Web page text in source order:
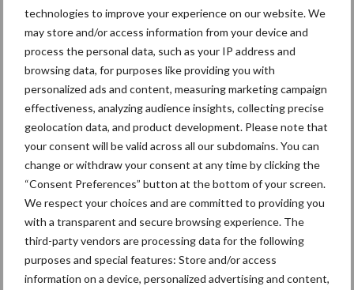
technologies to improve your experience on our website. We
may store and/or access information from your device and
process the personal data, such as your IP address and
browsing data, for purposes like providing you with
personalized ads and content, measuring marketing campaign
effectiveness, analyzing audience insights, collecting precise
geolocation data, and product development. Please note that
your consent will be valid across all our subdomains. You can
change or withdraw your consent at any time by clicking the
“Consent Preferences” button at the bottom of your screen.
We respect your choices and are committed to providing you
with a transparent and secure browsing experience. The
third-party vendors are processing data for the following
purposes and special features: Store and/or access
information on a device, personalized advertising and content,
Themapagina's
Bemesting Gewas & ruwvoer Loonwerk
Compost Dierlijke mest
Toon meer